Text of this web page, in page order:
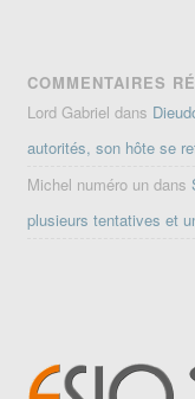
COMMENTAIRES
Lord Gabriel dans
autorités, son hôte se
Michel numéro un dans
plusieurs tentatives et